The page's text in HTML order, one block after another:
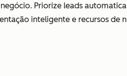
Priorize leads
inteligente e recursos de